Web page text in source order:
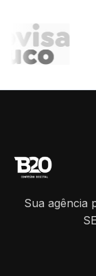
Sua agência